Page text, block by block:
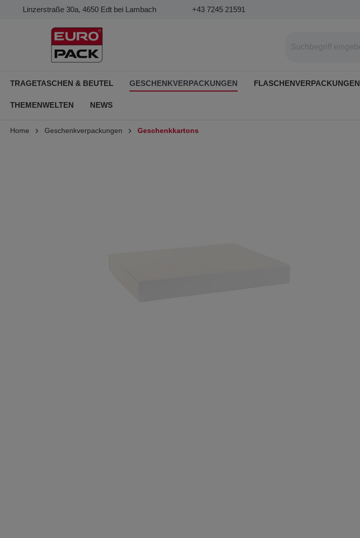
Linzerstraße 30a, 4650 Edt bei Lambach +43 7245 21591
TRAGETASCHEN & BEUTEL GESCHENKVERPACKUNGEN FLASCHENVERPACKUNGEN
THEMENWELTEN NEWS
Home Geschenkverpackungen Geschenkkartons